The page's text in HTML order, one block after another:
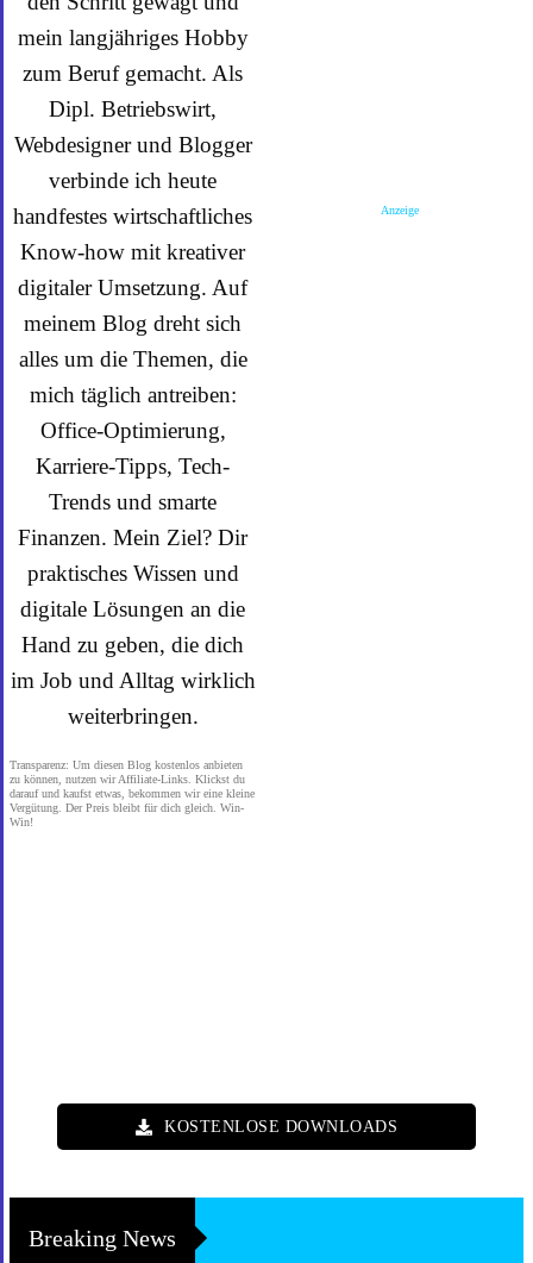
mein langjähriges Hobby
zum Beruf gemacht. Als
Dipl. Betriebswirt,
Webdesigner und Blogger
verbinde ich heute
handfestes wirtschaftliches
Know-how mit kreativer
digitaler Umsetzung. Auf
meinem Blog dreht sich
alles um die Themen, die
mich täglich antreiben:
Office-Optimierung,
Karriere-Tipps, Tech-
Trends und smarte
Finanzen. Mein Ziel? Dir
praktisches Wissen und
digitale Lösungen an die
Hand zu geben, die dich
im Job und Alltag wirklich
weiterbringen.
Transparenz: Um diesen Blog kostenlos anbieten
zu können, nutzen wir Affiliate-Links. Klickst du
darauf und kaufst etwas, bekommen wir eine kleine
Vergütung. Der Preis bleibt für dich gleich. Win-
Win!
Anzeige
KOSTENLOSE DOWNLOADS
Breaking News